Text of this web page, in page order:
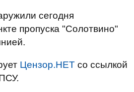
сегодня
пропуска "Солотвино"
Цензор.НЕТ со ссылкой